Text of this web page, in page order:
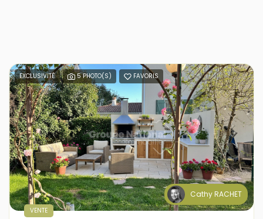
EXCLUSIVITÉ 5 PHOTO(S) FAVORIS
Cathy RACHET
VENTE